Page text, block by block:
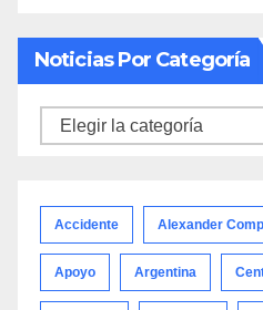
Noticias Por Categoría
Noticias
Accidente Alexander
Apoyo Argentina